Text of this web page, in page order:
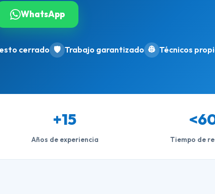
WhatsApp
cerrado 🛡️ Trabajo garantizado 👷 Técnicos
+15
Años de experiencia Tiempo de